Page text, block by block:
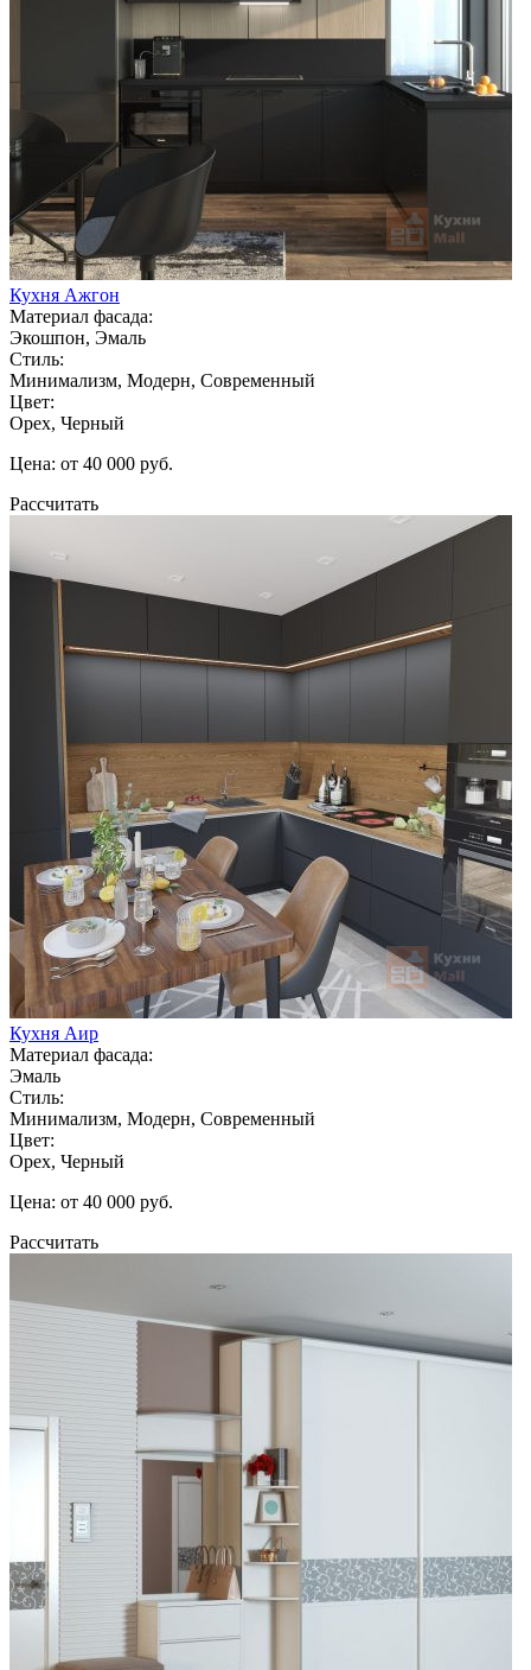
Кухня Ажгон
Материал фасада:
Экошпон, Эмаль
Стиль:
Минимализм, Модерн, Современный
Цвет:
Орех, Черный
Цена: от 40 000 руб.
Рассчитать
Кухня Аир
Материал фасада:
Эмаль
Стиль:
Минимализм, Модерн, Современный
Цвет:
Орех, Черный
Цена: от 40 000 руб.
Рассчитать